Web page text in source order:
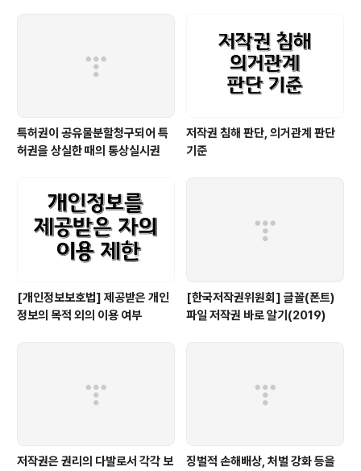
특허권이 공유물분할청구되어 특
허권을 상실한 때의 통상실시권
저작권 침해 판단, 의거관계 판단
기준
[개인정보보호법] 제공받은 개인
정보의 목적 외의 이용 여부
[한국저작권위원회] 글꼴(폰트)
파일 저작권 바로 알기(2019)
저작권은 권리의 다발로서 각각 보
징벌적 손해배상, 처벌 강화 등을